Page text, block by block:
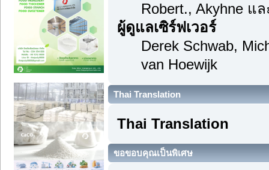
Robert., Akyhne แ
ผู้ดูแลเซิร์ฟเวอร์
Derek Schwab,
van Hoewijk
Thai Translation
Thai Translation
ขอขอบคุณเป็นพิเศษ